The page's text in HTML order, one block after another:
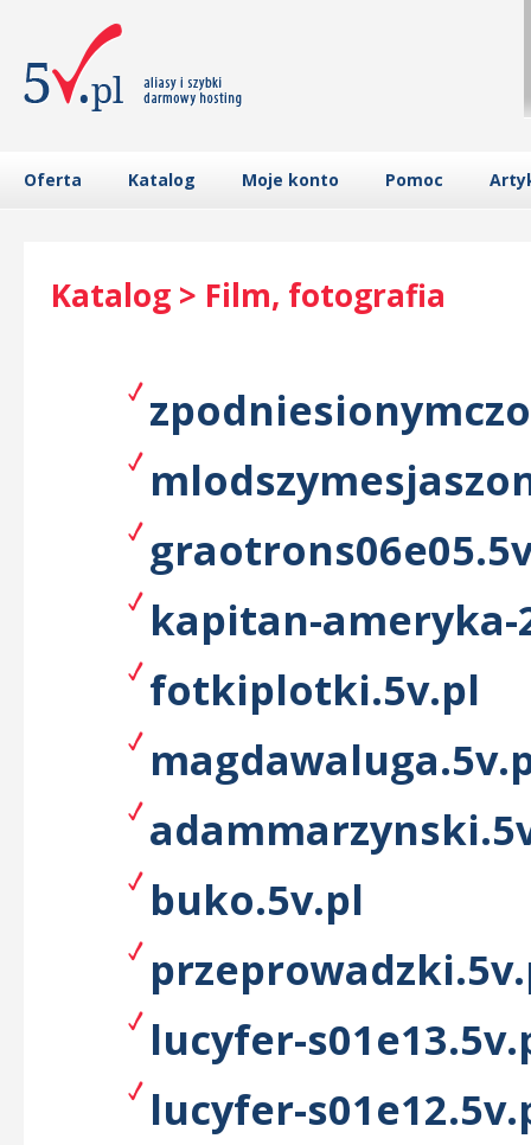
Oferta Katalog Moje konto Pomoc
Katalog > Film, fotografia
kapitan-ameryka-
fotkiplotki.5v.pl
buko.5v.pl
lucyfer-
lucyfer-